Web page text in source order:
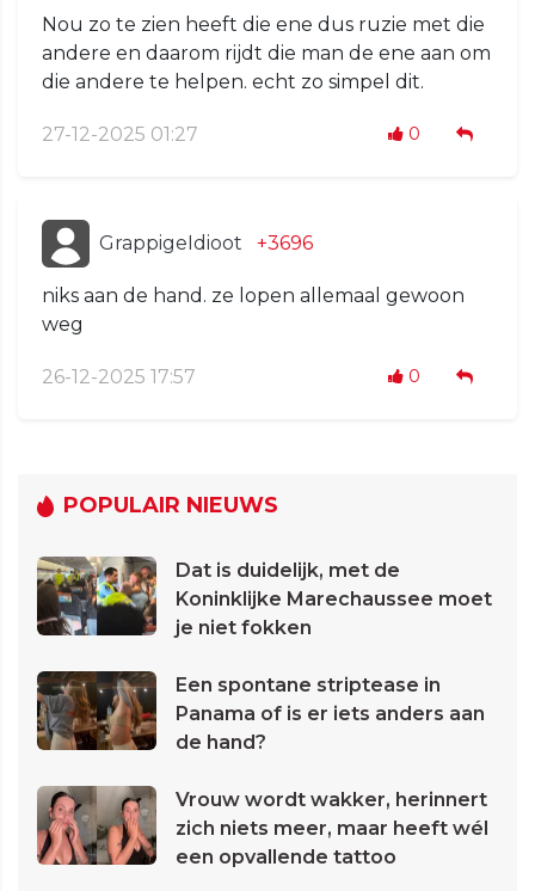
Nou zo te zien heeft die ene dus ruzie met die
andere en daarom rijdt die man de ene aan om
die andere te helpen. echt zo simpel dit.
27-12-2025 01:27 0
GrappigeIdioot +3696
niks aan de hand. ze lopen allemaal gewoon
weg
26-12-2025 17:57 0
POPULAIR NIEUWS
Dat is duidelijk, met de
Koninklijke Marechaussee moet
je niet fokken
Een spontane striptease in
Panama of is er iets anders aan
de hand?
Vrouw wordt wakker, herinnert
zich niets meer, maar heeft wél
een opvallende tattoo